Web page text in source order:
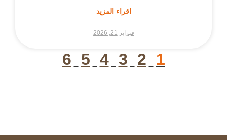
اقراء المزيد
فبراير 21, 2026
1
2
3
4
5
6